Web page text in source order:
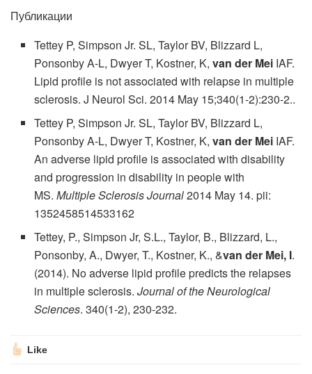
Публикации
Tettey P, Simpson Jr. SL, Taylor BV, Blizzard L,
Ponsonby A-L, Dwyer T, Kostner, K,van der Mei IAF.
Lipid profile is not associated with relapse in multiple
sclerosis. J Neurol Sci. 2014 May 15;340(1-2):230-2..
Tettey P, Simpson Jr. SL, Taylor BV, Blizzard L,
Ponsonby A-L, Dwyer T, Kostner, K,van der Mei IAF.
An adverse lipid profile is associated with disability
and progression in disability in people with
MS.Multiple Sclerosis Journal2014 May 14. pii:
1352458514533162
Tettey, P., Simpson Jr, S.L., Taylor, B., Blizzard, L.,
Ponsonby, A., Dwyer, T., Kostner, K., &van der Mei, I.
(2014). No adverse lipid profile predicts the relapses
in multiple sclerosis.Journal of the Neurological
Sciences. 340(1-2), 230-232.
Like